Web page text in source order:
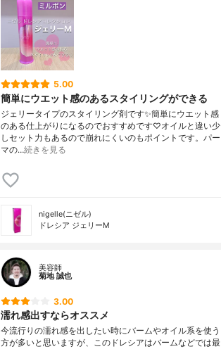
5.00
簡単にウエット感のあるスタイリングができる
ジェリータイプのスタイリング剤です✨簡単にウエット感
のある仕上がりになるのでおすすめです♡オイルと違い少
しセット力もあるので崩れにくいのもポイントです。パー
マの…続きを見る
nigelle(ニゼル)
ドレシア ジェリーM
美容師
菊地 誠也
3.00
濡れ感出すならオススメ
今流行りの濡れ感を出したい時にバームやオイル系を使う
方が多いと思いますが、このドレシアはバームなどでは最